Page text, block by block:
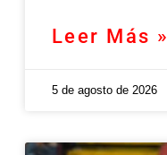
Leer Más »
5 de agosto de 2026